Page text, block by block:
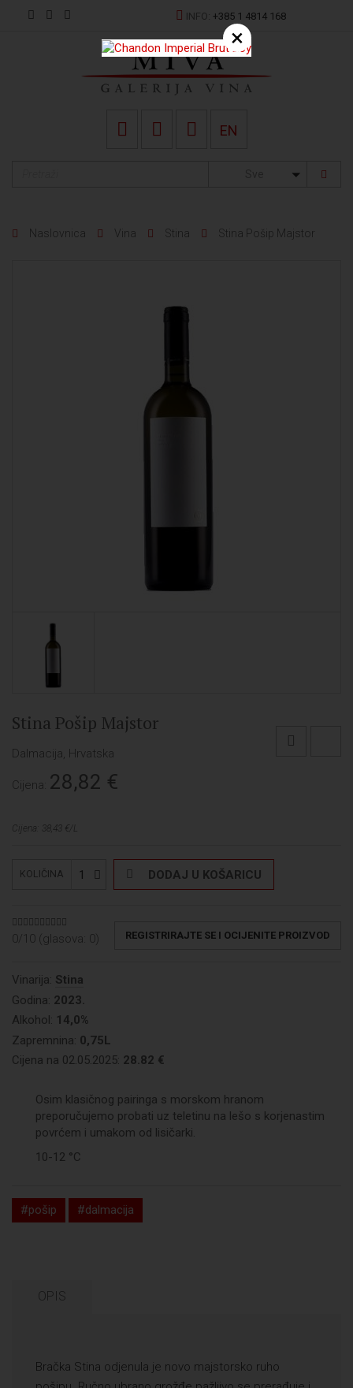
INFO:+385 1 4814 168
EN
Naslovnica Vina Stina Stina Pošip Majstor
Stina Pošip Majstor
Dalmacija, Hrvatska
Cijena: 28,82 €
Cijena: 38,43 €/L
KOLIČINA 1 DODAJ U KOŠARICU
0/10 (glasova: 0) REGISTRIRAJTE SE I OCIJENITE PROIZVOD
Vinarija: Stina
Godina: 2023.
Alkohol: 14,0%
Zapremnina: 0,75L
Cijena na 02.05.2025: 28.82 €
Osim klasičnog pairinga s morskom hranom
preporučujemo probati uz teletinu na lešo s korjenastim
povrćem i umakom od lisičarki.
10-12 °C
#pošip #dalmacija
OPIS
Bračka Stina odjenula je novo majstorsko ruho
×